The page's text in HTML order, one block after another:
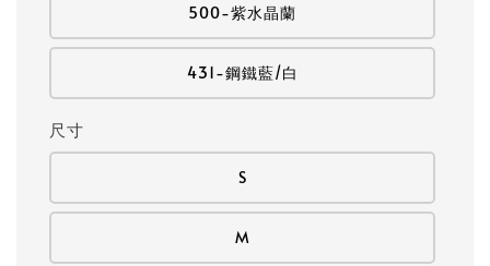
500-紫水晶蘭
431-鋼鐵藍/白
尺寸
S
M